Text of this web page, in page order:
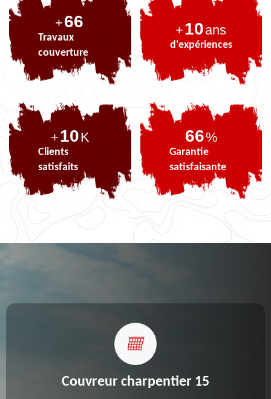
+82
Travaux
couverture
+10ans
d'expériences
+10K
Clients
satisfaits
82%
Garantie
satisfaisante
Couvreur charpentier 15